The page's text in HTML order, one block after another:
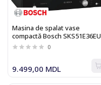
Masina de spalat vase
compactă Bosch SKS51E36EU
0
9.499,00 MDL